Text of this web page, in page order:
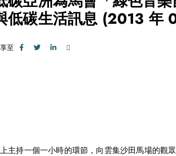
低碳生活訊息 (2013 年
至
持一個一小時的環節，向雲集沙田馬場的觀